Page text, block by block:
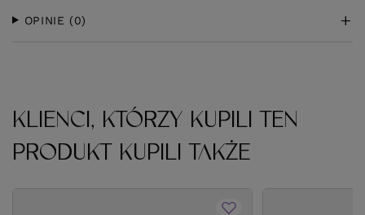
OPINIE (0)
KLIENCI, KTÓRZY KUPILI TEN
PRODUKT KUPILI TAKŻE